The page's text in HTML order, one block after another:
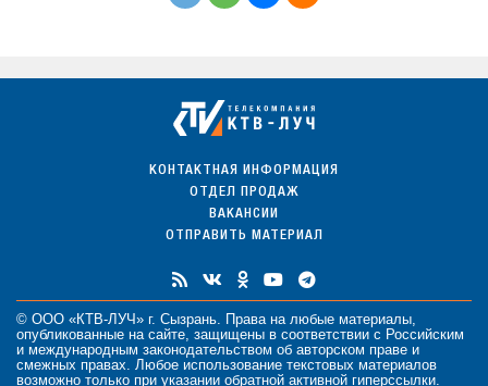
КОНТАКТНАЯ ИНФОРМАЦИЯ
ОТДЕЛ ПРОДАЖ
ВАКАНСИИ
ОТПРАВИТЬ МАТЕРИАЛ
© ООО «КТВ-ЛУЧ» г. Сызрань. Права на любые материалы
опубликованные на сайте, защищены в соответствии с Российским
и международным законодательством об авторском праве и
смежных правах. Любое использование текстовых материалов
возможно только при указании обратной активной гиперссылки.